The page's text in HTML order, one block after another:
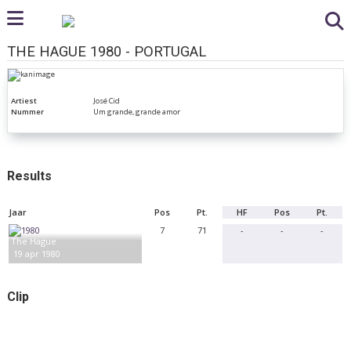
THE HAGUE 1980 - PORTUGAL
Artiest
José Cid
Nummer
Um grande, grande amor
Results
Jaar Pos Pt. HF Pos Pt.
The Hague
19 apr 1980
7 71 - - -
Clip